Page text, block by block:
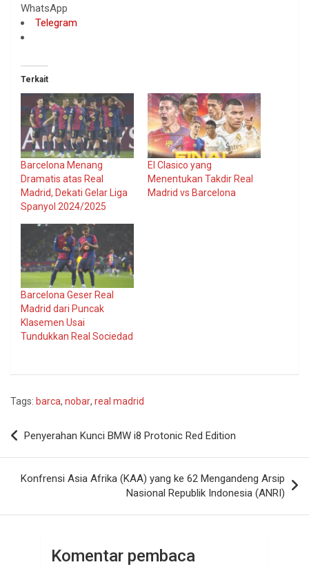
WhatsApp
Telegram
Terkait
Barcelona Menang
Dramatis atas Real
Madrid, Dekati Gelar Liga
Spanyol 2024/2025
El Clasico yang
Menentukan Takdir Real
Madrid vs Barcelona
Barcelona Geser Real
Madrid dari Puncak
Klasemen Usai
Tundukkan Real Sociedad
Tags: barca, nobar, real madrid
Navigasi
pos
Penyerahan Kunci BMW i8 Protonic Red Edition
Konfrensi Asia Afrika (KAA) yang ke 62 Mengandeng Arsip
Nasional Republik Indonesia (ANRI)
Komentar pembaca